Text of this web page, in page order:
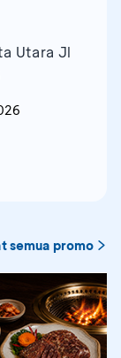
Utara Jl
semua promo